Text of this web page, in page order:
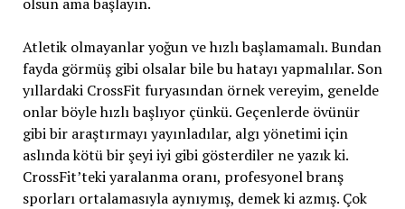
Atletik olmayanlar yoğun ve hızlı başlamamalı. Bundan
fayda görmüş gibi olsalar bile bu hatayı yapmalılar. Son
yıllardaki CrossFit furyasından örnek vereyim, genelde
onlar böyle hızlı başlıyor çünkü. Geçenlerde övünür
gibi bir araştırmayı yayınladılar, algı yönetimi için
aslında kötü bir şeyi iyi gibi gösterdiler ne yazık ki.
CrossFit’teki yaralanma oranı, profesyonel branş
sporları ortalamasıyla aynıymış, demek ki azmış. Çok